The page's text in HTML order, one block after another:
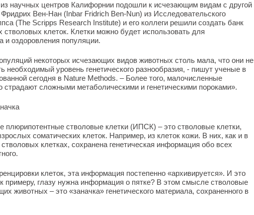
научных центров Калифорнии подошли к исчезающим видам с другой
Вен-Нан (Inbar Fridrich Ben-Nun) из Исследовательского
(The Scripps Research Institute) и его коллеги решили создать банк
стволовых клеток. Клетки можно будет использовать для
и оздоровления популяции.
некоторых исчезающих видов животных столь мала, что они не
необходимый уровень генетического разнообразия, - пишут ученые в
сегодня в Nature Methods. – Более того, малочисленные
страдают сложными метаболическими и генетическими пороками».
плюрипотентные стволовые клетки (ИПСК) – это стволовые клетки,
соматических клеток. Например, из клеток кожи. В них, как и в
клетках, сохранена генетическая информация обо всех
клеток, эта информация постепенно «архивируется». И это
примеру, глазу нужна информация о пятке? В этом смысле стволовые
животных – это «заначка» генетического материала, сохраненного в